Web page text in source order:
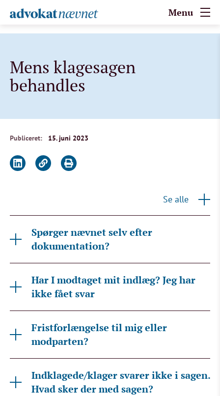
Menu
Mens klagesagen
behandles
Publiceret: 15. juni 2023
Se alle
Spørger nævnet selv efter
dokumentation?
Har I modtaget mit indlæg? Jeg har
ikke fået svar
Fristforlængelse til mig eller
modparten?
Indklagede/klager svarer ikke i sagen.
Hvad sker der med sagen?